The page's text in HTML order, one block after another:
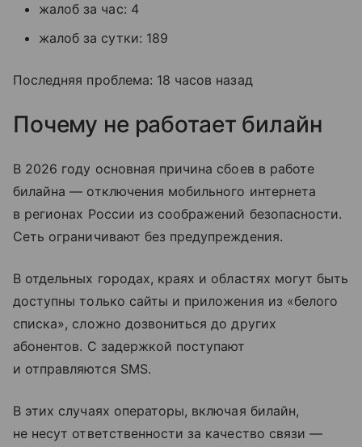
жалоб за час: 4
жалоб за сутки: 189
Последняя проблема: 18 часов назад
Почему не работает билайн
В 2026 году основная причина сбоев в работе
билайна — отключения мобильного интернета
в регионах России из соображений безопасности.
Сеть ограничивают без предупреждения.
В отдельных городах, краях и областях могут быть
доступны только сайты и приложения из «белого
списка», сложно дозвониться до других
абонентов. С задержкой поступают
и отправляются SMS.
В этих случаях операторы, включая билайн,
не несут ответственности за качество связи —